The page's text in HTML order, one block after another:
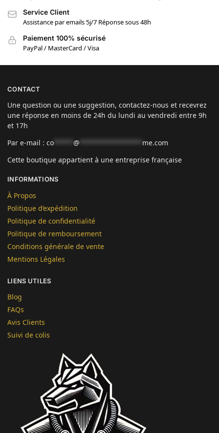
Service Client
Assistance par emails 5j/7 Réponse sous 48h
Paiement 100% sécurisé
PayPal / MasterCard / Visa
CONTACT
Une question ou une suggestion, contactez-nous et recevrez
une réponse en moins de 24h du lundi au vendredi entre 9h
et 17h
Par e-mail : co @
me.com
Cette boutique appartient à une entreprise française
INFORMATIONS
À Propos
Politique d’expédition
Politique de confidentialité
Politique de remboursement
Conditions générale de vente
Mentions Légales
LIENS UTILES
Blog
FAQs
Avis Clients
Suivi de colis